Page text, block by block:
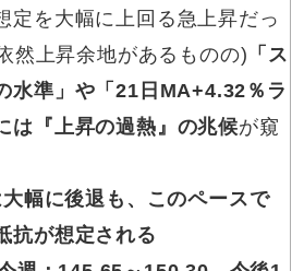
定を大幅に上回る急上昇だっ
然上昇余地があるものの) 「ス
水準」や「21日MA+4.32％ラ
は『上昇の過熱』の兆候が窺
幅に後退も、このペースで
抗が想定される